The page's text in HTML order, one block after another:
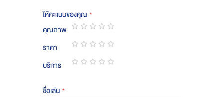
ให้คะแนนของคุณ
คุณภาพ
1
star
2
stars
3
stars
4
stars
5
stars
ราคา
1
star
2
stars
3
stars
4
stars
5
stars
บริการ
ชื่อเล่น